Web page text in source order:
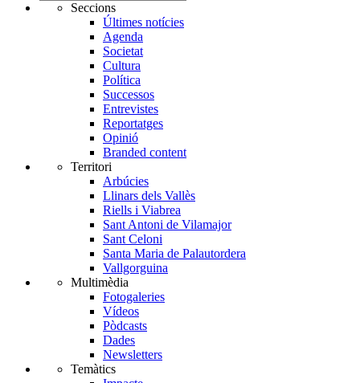
Seccions
Últimes notícies
Agenda
Societat
Cultura
Política
Successos
Entrevistes
Reportatges
Opinió
Branded content
Territori
Arbúcies
Llinars dels Vallès
Riells i Viabrea
Sant Antoni de Vilamajor
Sant Celoni
Santa Maria de Palautordera
Vallgorguina
Multimèdia
Fotogaleries
Vídeos
Pòdcasts
Dades
Newsletters
Temàtics